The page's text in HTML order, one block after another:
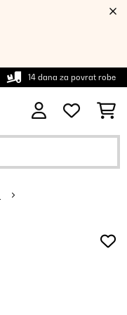
14 dana za povrat robe